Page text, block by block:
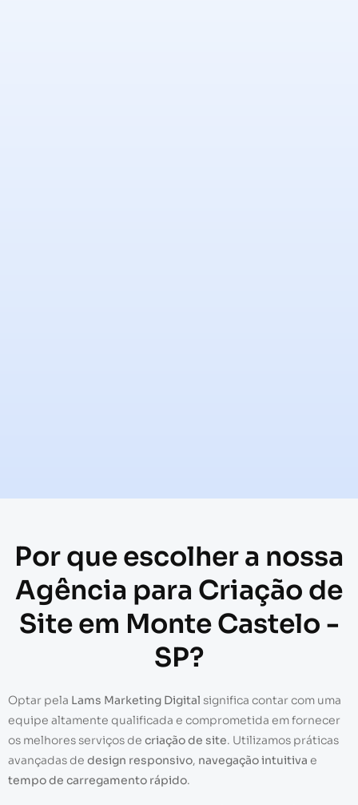
Por que escolher a nossa
Agência para Criação de
Site em Monte Castelo -
SP?
Optar pela Lams Marketing Digital significa contar com uma
equipe altamente qualificada e comprometida em fornecer
os melhores serviços de criação de site. Utilizamos práticas
avançadas de design responsivo, navegação intuitiva e
tempo de carregamento rápido.